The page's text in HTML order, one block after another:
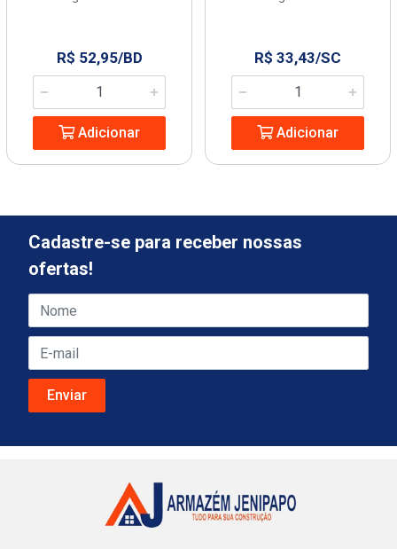
R$ 52,95/BD
Adicionar
R$ 33,43/SC
Adicionar
Cadastre-se para receber nossas
ofertas!